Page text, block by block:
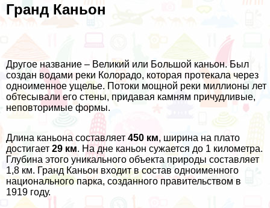
Гранд Каньон
Другое название – Великий или Большой каньон. Был
создан водами реки Колорадо, которая протекала через
одноименное ущелье. Потоки мощной реки миллионы лет
обтесывали его стены, придавая камням причудливые,
неповторимые формы.
Длина каньона составляет 450 км, ширина на плато
достигает 29 км. На дне каньон сужается до 1 километра.
Глубина этого уникального объекта природы составляет
1,8 км. Гранд Каньон входит в состав одноименного
национального парка, созданного правительством в
1919 году.